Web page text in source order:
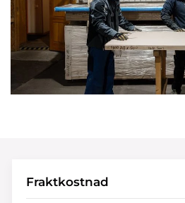
Fraktkostnad